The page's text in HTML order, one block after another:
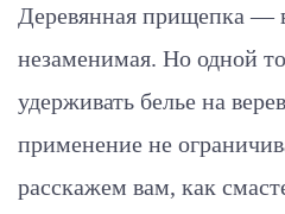
Деревянная прищепка —
незаменимая. Но одной
удерживать белье на
применение не
расскажем вам, как